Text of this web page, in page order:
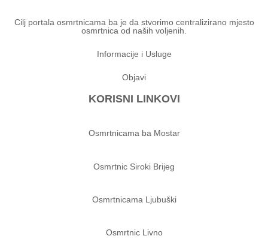
Cilj portala osmrtnicama ba je da stvorimo centralizirano mjesto
osmrtnica od naših voljenih.
Informacije i Usluge
Objavi
KORISNI LINKOVI
Osmrtnicama ba Mostar
Osmrtnic Siroki Brijeg
Osmrtnicama Ljubuški
Osmrtnic Livno